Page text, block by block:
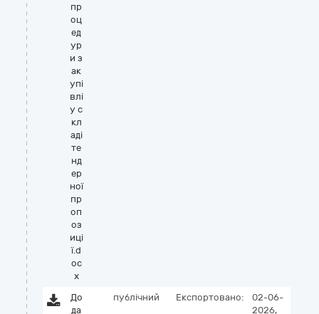
пр
оц
ед
ур
и з
ак
упі
влі
у с
кл
аді
те
нд
ер
ної
пр
оп
оз
иці
ї.d
oc
x
До
да
публічний Експортовано:
02-06-
2026,